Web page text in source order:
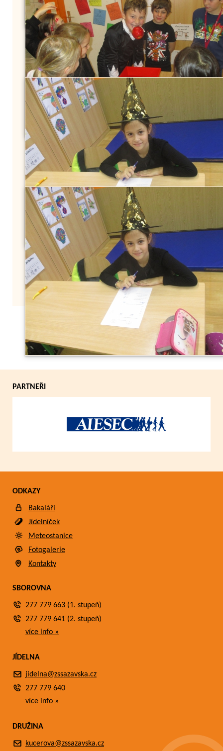
Zpět
PARTNEŘI
ODKAZY
Bakaláři
Jídelníček
Meteostanice
Fotogalerie
Kontakty
SBOROVNA
277 779 663 (1. stupeň)
277 779 641 (2. stupeň)
více info »
JÍDELNA
jidelna@zssazavska.cz
277 779 640
více info »
DRUŽINA
kucerova@zssazavska.cz